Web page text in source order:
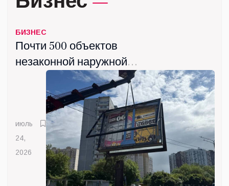
БИЗНЕС
Почти 500 объектов
незаконной наружной
рекламы демонтировали в
Люберцах с начала года
июль
24,
2026